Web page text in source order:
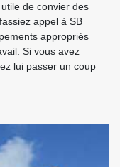
de convier des
appel à SB
appropriés
Si vous avez
lui passer un coup